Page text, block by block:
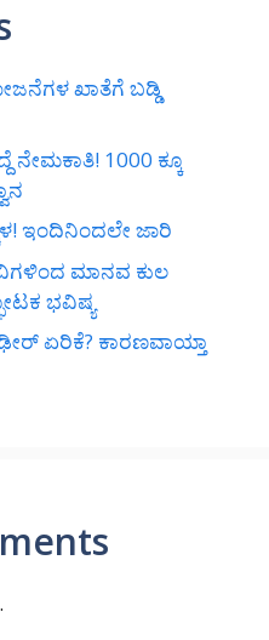
ಖಾತೆಗೆ ಬಡ್ಡಿ
ನೇಮಕಾತಿ! 1000 ಕ್ಕೂ
ಇಂದಿನಿಂದಲೇ ಜಾರಿ
ಮಾನವ ಕುಲ
ಭವಿಷ್ಯ
ಏರಿಕೆ? ಕಾರಣವಾಯ್ತಾ